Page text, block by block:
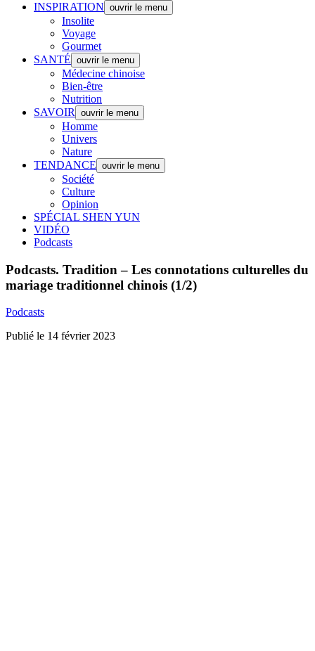
INSPIRATION ouvrir le menu
Insolite
Voyage
Gourmet
SANTÉ ouvrir le menu
Médecine chinoise
Bien-être
Nutrition
SAVOIR
ouvrir le menu
Homme
Univers
Nature
TENDANCE ouvrir le menu
Société
Culture
Opinion
SPÉCIAL SHEN YUN
VIDÉO
Podcasts
Podcasts. Tradition – Les connotations culturelles du
mariage traditionnel chinois (1/2)
Podcasts
Publié le 14 février 2023